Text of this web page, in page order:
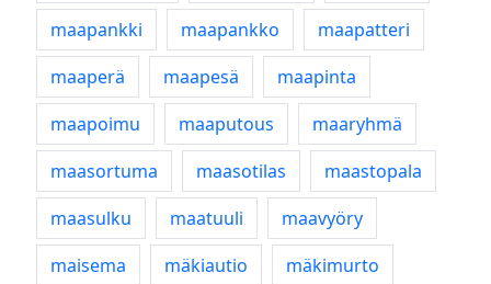
maapankki
maapankko
maapatteri
maaperä
maapesä
maapinta
maapoimu
maaputous
maaryhmä
maasortuma
maasotilas
maastopala
maasulku
maatuuli
maavyöry
maisema
mäkiautio
mäkimurto